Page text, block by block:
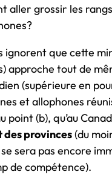
aller grossir les
ignorent que cette
approche tout de
(supérieure en
et allophones
point (b), qu’au
des provinces(du
sera pas encore
de compétence).